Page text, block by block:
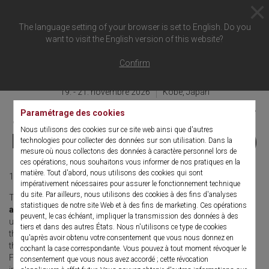
Paramétrage des cookies
Nous utilisons des cookies sur ce site web ainsi que d'autres
technologies pour collecter des données sur son utilisation. Dans la
mesure où nous collectons des données à caractère personnel lors de
ces opérations, nous souhaitons vous informer de nos pratiques en la
matière. Tout d'abord, nous utilisons des cookies qui sont
impérativement nécessaires pour assurer le fonctionnement technique
du site. Par ailleurs, nous utilisons des cookies à des fins d'analyses
statistiques de notre site Web et à des fins de marketing. Ces opérations
peuvent, le cas échéant, impliquer la transmission des données à des
tiers et dans des autres États. Nous n'utilisons ce type de cookies
qu'après avoir obtenu votre consentement que vous nous donnez en
cochant la case correspondante. Vous pouvez à tout moment révoquer le
consentement que vous nous avez accordé ; cette révocation
The language setting of your browser is set to English. Do you
want to visit the English version of this website?
Confirm
19. - 21. novembre 2026 Kobe, Japan
JSER (Japanese Society of
Endourology and Robotics)
19. - 21. novembre 2026 Japanese
The40th Congress of the Japanese Society of Endourology
and Robotics (JSER2026)will bring together leading experts in
urology, endourology, and robotic surgery in Kobe. Under the
theme
“Exploration and Practice of the Medical Care Needed Today,”
the meeting offers a platform for cutting-edge scientific exchange.
FromNovember 19–21, 2026, participants can look forward to